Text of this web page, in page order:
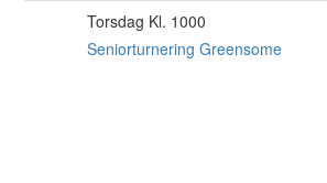
Torsdag Kl. 1000
Seniorturnering Greensome